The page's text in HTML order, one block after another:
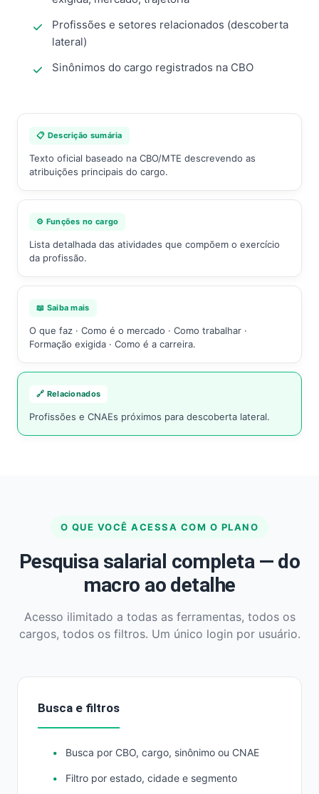
Profissões e setores relacionados (descoberta
lateral)
Sinônimos do cargo registrados na CBO
📋 Descrição sumária
Texto oficial baseado na CBO/MTE descrevendo as
atribuições principais do cargo.
⚙️ Funções no cargo
Lista detalhada das atividades que compõem o exercício
da profissão.
📖 Saiba mais
O que faz · Como é o mercado · Como trabalhar ·
Formação exigida · Como é a carreira.
🔗 Relacionados
Profissões e CNAEs próximos para descoberta lateral.
O QUE VOCÊ ACESSA COM O PLANO
Pesquisa salarial completa — do
macro ao detalhe
Acesso ilimitado a todas as ferramentas, todos os
cargos, todos os filtros. Um único login por usuário.
Busca e filtros
Busca por CBO, cargo, sinônimo ou CNAE
Filtro por estado, cidade e segmento